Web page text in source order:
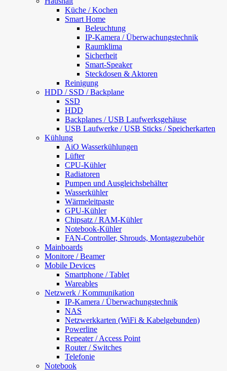
Küche / Kochen
Smart Home
Beleuchtung
IP-Kamera / Überwachungstechnik
Raumklima
Sicherheit
Smart-Speaker
Steckdosen & Aktoren
Reinigung
HDD / SSD / Backplane
SSD
HDD
Backplanes / USB Laufwerksgehäuse
USB Laufwerke / USB Sticks / Speicherkarten
Kühlung
AiO Wasserkühlungen
Lüfter
CPU-Kühler
Radiatoren
Pumpen und Ausgleichsbehälter
Wasserkühler
Wärmeleitpaste
GPU-Kühler
Chipsatz / RAM-Kühler
Notebook-Kühler
FAN-Controller, Shrouds, Montagezubehör
Mainboards
Monitore / Beamer
Mobile Devices
Smartphone / Tablet
Wareables
Netzwerk / Kommunikation
IP-Kamera / Überwachungstechnik
NAS
Netzwerkkarten (WiFi & Kabelgebunden)
Powerline
Repeater / Access Point
Router / Switches
Telefonie
Notebook